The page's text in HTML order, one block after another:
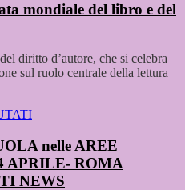
mondiale del libro e del
diritto d’autore, che si celebra
sul ruolo centrale della lettura
nelle AREE
APRILE- ROMA
NEWS